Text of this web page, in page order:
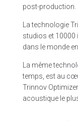
post-production.
La technologie
studios et
dans le monde
La même
temps, est au
Trinnov
acoustique le